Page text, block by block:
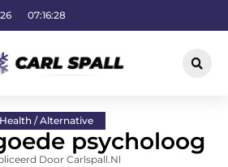
07:16:29
Health / Alternative
psycholoog
Door Carlspall.nl